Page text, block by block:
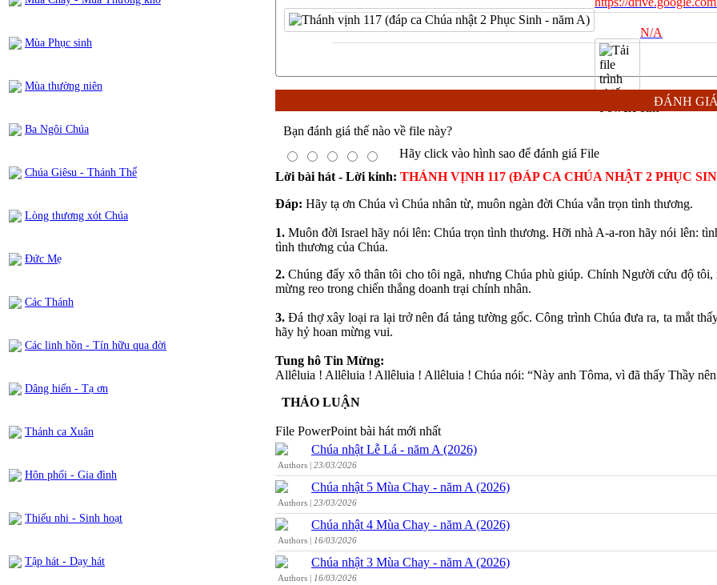
Mùa Phục sinh
Mùa thường niên
Ba Ngôi Chúa
Chúa Giêsu - Thánh Thể
Lòng thương xót Chúa
Đức Mẹ
Các Thánh
Các linh hồn - Tín hữu qua đời
Dâng hiến - Tạ ơn
Thánh ca Xuân
Hôn phối - Gia đình
Thiếu nhi - Sinh hoạt
Tập hát - Dạy hát
N/A
ĐÁNH
Bạn đánh giá thế nào về file này?
Hãy click vào hình sao để đánh giá File
Lời bài hát - Lời kinh: THÁNH VỊNH 117 (ĐÁP CA CHÚA NHẬT 2 PHỤC
Đáp: Hãy tạ ơn Chúa vì Chúa nhân từ, muôn ngàn đời Chúa vẫn trọn tình thương.
1.Muôn đời Israel hãy nói lên: Chúa trọn tình thương. Hỡi nhà A-a-ron hãy nói lên:
tình thương của Chúa.
2.Chúng đẩy xô thân tôi cho tôi ngã, nhưng Chúa phù giúp. Chính Người cứu độ
mừng reo trong chiến thắng doanh trại chính nhân.
3.Đá thợ xây loại ra lại trở nên đá tảng tường gốc. Công trình Chúa đưa ra, ta mắt
hãy hỷ hoan mừng vui.
Tung hô Tin Mừng:
Allêluia ! Allêluia ! Allêluia ! Allêluia ! Chúa nói: “Này anh Tôma, vì đã thấy Thầy
THẢO LUẬN
File PowerPoint bài hát mới nhất
Chúa nhật Lễ Lá - năm A (2026)
Authors | 23/03/2026
Chúa nhật 5 Mùa Chay - năm A (2026)
Authors | 23/03/2026
Chúa nhật 4 Mùa Chay - năm A (2026)
Authors | 16/03/2026
Chúa nhật 3 Mùa Chay - năm A (2026)
Authors | 16/03/2026